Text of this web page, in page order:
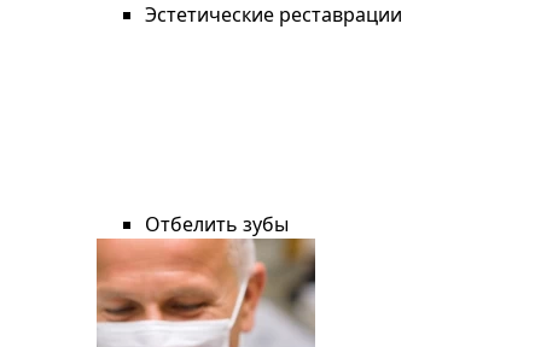
Эстетические реставрации
Отбелить зубы